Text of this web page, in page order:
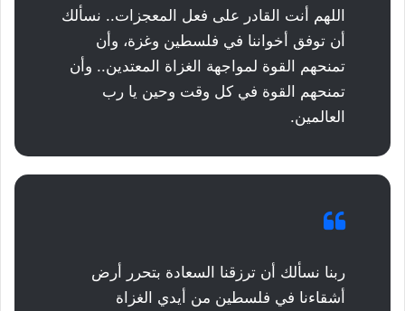
اللهم أنت القادر على فعل المعجزات.. نسألك
أن توفق أخواننا في فلسطين وغزة، وأن
تمنحهم القوة لمواجهة الغزاة المعتدين.. وأن
تمنحهم القوة في كل وقت وحين يا رب
العالمين.
ربنا نسألك أن ترزقنا السعادة بتحرر أرض
أشقاءنا في فلسطين من أيدي الغزاة